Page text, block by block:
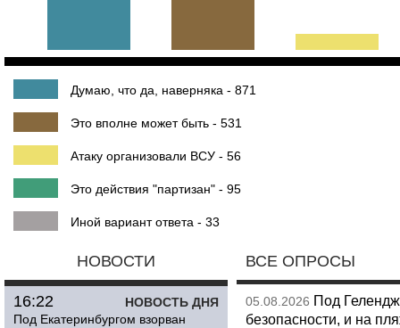
Думаю, что да, наверняка - 871
Это вполне может быть - 531
Атаку организовали ВСУ - 56
Это действия "партизан" - 95
Иной вариант ответа - 33
НОВОСТИ
НОВОСТЬ ДНЯ
16:22
Под Екатеринбургом взорван
ВСЕ ОПРОСЫ
05.08.2026 Под
безопасности, и на